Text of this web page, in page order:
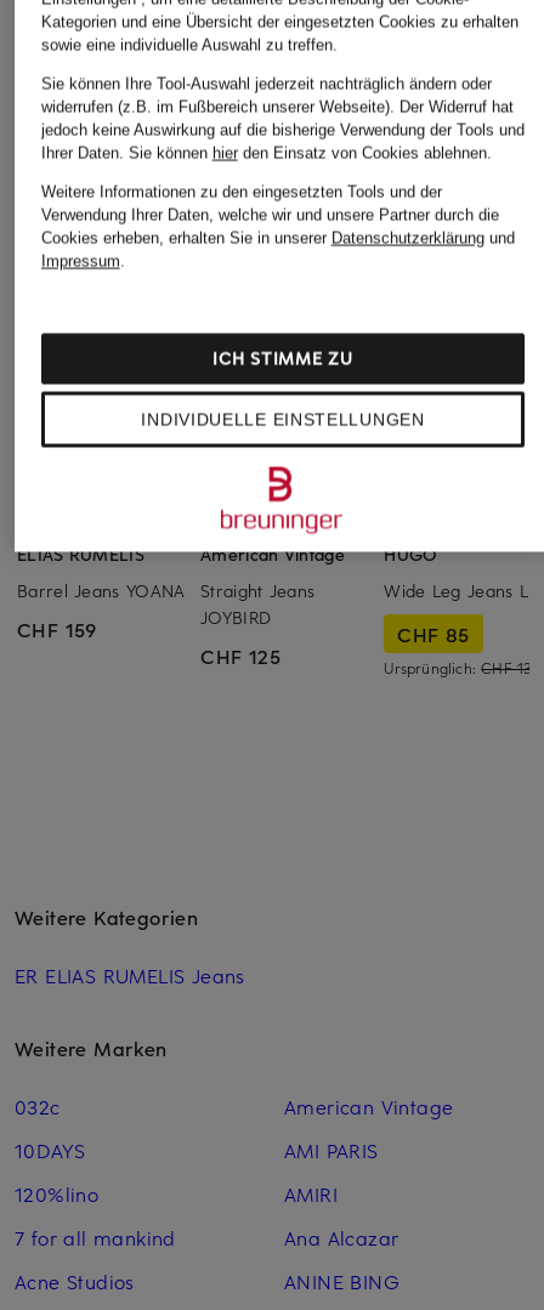
ELIAS RUMELIS
Barrel Jeans YOANA
CHF 159
American Vintage
Straight Jeans
JOYBIRD
CHF 125
HUGO
Wide Leg Jeans
CHF 85
Ursprünglich:CHF 139
Weitere Kategorien
ER ELIAS RUMELIS Jeans
Weitere Marken
032c
10DAYS
120%lino
7 for all mankind
Acne Studios
American Vintage
AMI PARIS
AMIRI
Ana Alcazar
ANINE BING
Kategorien und eine Übersicht der eingesetzten Cookies zu erhalten
sowie eine individuelle Auswahl zu treffen.
Sie können Ihre Tool-Auswahl jederzeit nachträglich ändern oder
widerrufen (z.B. im Fußbereich unserer Webseite). Der Widerruf hat
jedoch keine Auswirkung auf die bisherige Verwendung der Tools und
Ihrer Daten. Sie können hierden Einsatz von Cookies ablehnen.
Weitere Informationen zu den eingesetzten Tools und der
Verwendung Ihrer Daten, welche wir und unsere Partner durch die
Cookies erheben, erhalten Sie in unserer Datenschutzerklärungund
Impressum.
INDIVIDUELLE EINSTELLUNGEN
ICH STIMME ZU